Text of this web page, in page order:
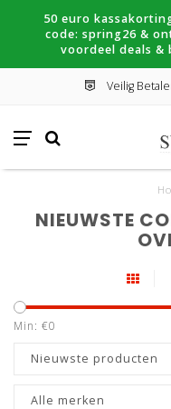
50 euro
code: spring26 &
voordeel deals &
Veilig
NIEUWSTE
Min: €0
Nieuwste producten
Alle merken